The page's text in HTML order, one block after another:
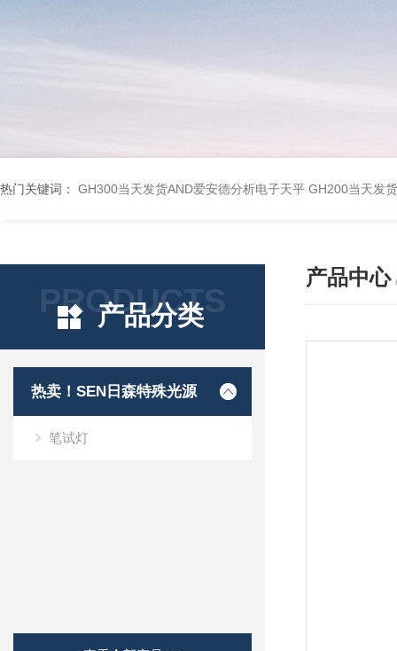
热门关键词： GH300当天发货AND爱安德分析电子天平 GH200当天发
PRODUCTS
产品分类
热卖！SEN日森特殊光源
笔试灯
产品中心